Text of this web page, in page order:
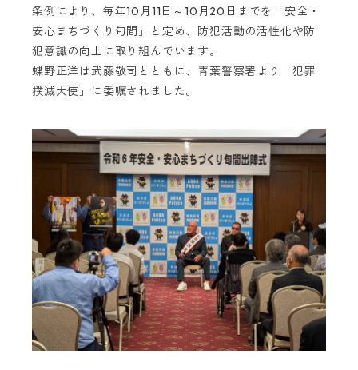
条例により、毎年10月11日～10月20日までを「安全・
安心まちづくり旬間」と定め、防犯活動の活性化や防
犯意識の向上に取り組んでいます。
蝶野正洋は武藤敬司とともに、青葉警察署より「犯罪
撲滅大使」に委嘱されました。